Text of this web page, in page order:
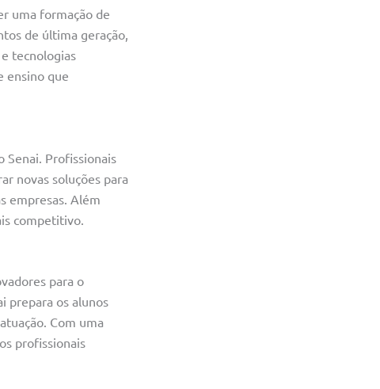
uma formação de
de última geração,
tecnologias
ensino que
Senai. Profissionais
novas soluções para
empresas. Além
competitivo.
para o
prepara os alunos
Com uma
profissionais